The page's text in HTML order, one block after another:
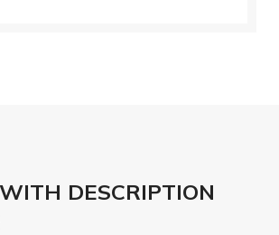
DESCRIPTION